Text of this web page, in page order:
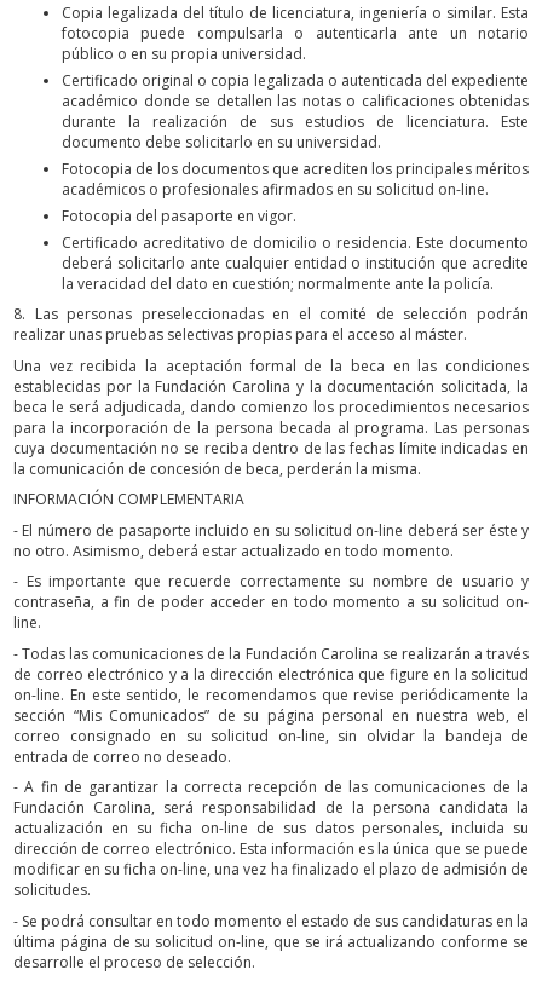
Copia legalizada del título de licenciatura, ingeniería o similar. Esta
fotocopia puede compulsarla o autenticarla ante un notario
público o en su propia universidad.
Certificado original o copia legalizada o autenticada del expediente
académico donde se detallen las notas o calificaciones obtenidas
durante la realización de sus estudios de licenciatura. Este
documento debe solicitarlo en su universidad.
Fotocopia de los documentos que acrediten los principales méritos
académicos o profesionales afirmados en su solicitud on-line.
Fotocopia del pasaporte en vigor.
Certificado acreditativo de domicilio o residencia. Este documento
deberá solicitarlo ante cualquier entidad o institución que acredite
la veracidad del dato en cuestión; normalmente ante la policía.
8. Las personas preseleccionadas en el comité de selección podrán
realizar unas pruebas selectivas propias para el acceso al máster.
Una vez recibida la aceptación formal de la beca en las condiciones
establecidas por la Fundación Carolina y la documentación solicitada, la
beca le será adjudicada, dando comienzo los procedimientos necesarios
para la incorporación de la persona becada al programa. Las personas
cuya documentación no se reciba dentro de las fechas límite indicadas en
la comunicación de concesión de beca, perderán la misma.
INFORMACIÓN COMPLEMENTARIA
- El número de pasaporte incluido en su solicitud on-line deberá ser éste y
no otro. Asimismo, deberá estar actualizado en todo momento.
- Es importante que recuerde correctamente su nombre de usuario y
contraseña, a fin de poder acceder en todo momento a su solicitud on-
line.
- Todas las comunicaciones de la Fundación Carolina se realizarán a través
de correo electrónico y a la dirección electrónica que figure en la solicitud
on-line. En este sentido, le recomendamos que revise periódicamente la
sección “Mis Comunicados” de su página personal en nuestra web, el
correo consignado en su solicitud on-line, sin olvidar la bandeja de
entrada de correo no deseado.
- A fin de garantizar la correcta recepción de las comunicaciones de la
Fundación Carolina, será responsabilidad de la persona candidata la
actualización en su ficha on-line de sus datos personales, incluida su
dirección de correo electrónico. Esta información es la única que se puede
modificar en su ficha on-line, una vez ha finalizado el plazo de admisión de
solicitudes.
- Se podrá consultar en todo momento el estado de sus candidaturas en la
última página de su solicitud on-line, que se irá actualizando conforme se
desarrolle el proceso de selección.